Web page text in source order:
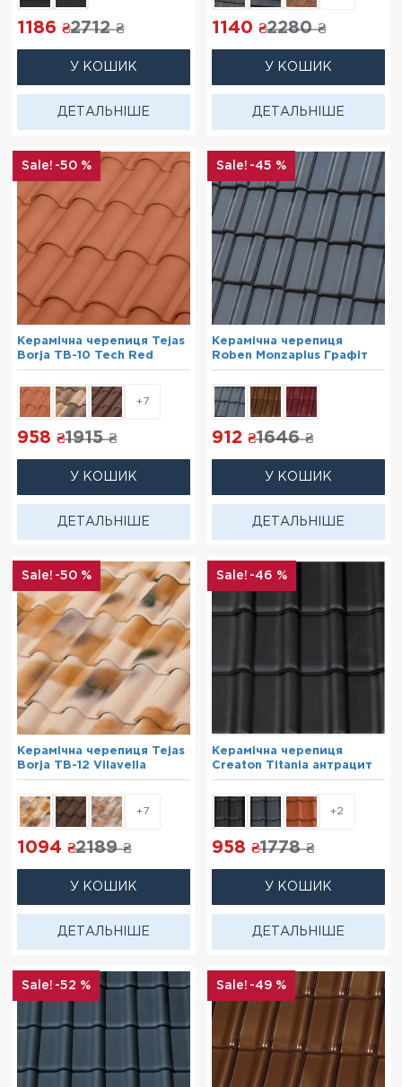
1186 ₴2712₴
У КОШИК
ДЕТАЛЬНІШЕ
1140 ₴2280₴
У КОШИК
ДЕТАЛЬНІШЕ
-50 %
+7
Керамічна черепиця Tejas
Borja TB-10 Tech Red
958 ₴1915₴
У КОШИК
ДЕТАЛЬНІШЕ
-45 %
Керамічна черепиця
Roben Monzaplus Графіт
912 ₴1646₴
У КОШИК
ДЕТАЛЬНІШЕ
-50 %
+7
Керамічна черепиця Tejas
Borja TB-12 Vilavella
1094 ₴2189₴
У КОШИК
ДЕТАЛЬНІШЕ
-46 %
+2
Керамічна черепиця
Creaton Titania антрацит
958 ₴1778₴
У КОШИК
ДЕТАЛЬНІШЕ
-52 % -49 %